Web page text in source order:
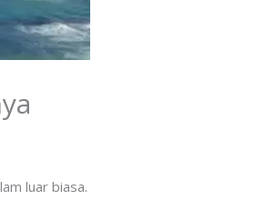
luar biasa.